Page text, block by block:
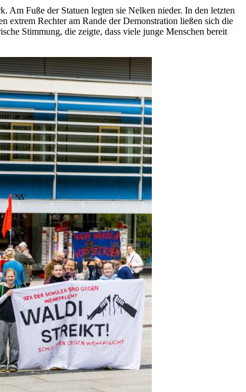
Am Fuße der Statuen legten sie Nelken nieder. In den letzten
extrem Rechter am Rande der Demonstration ließen sich die
Stimmung, die zeigte, dass viele junge Menschen bereit